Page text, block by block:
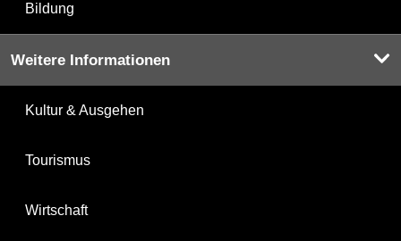
Bildung
Weitere Informationen
Kultur & Ausgehen
Tourismus
Wirtschaft